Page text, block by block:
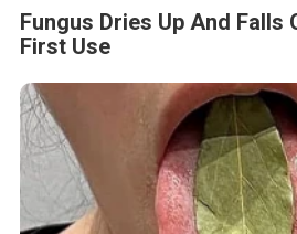
Fungus Dries Up And Falls
First Use